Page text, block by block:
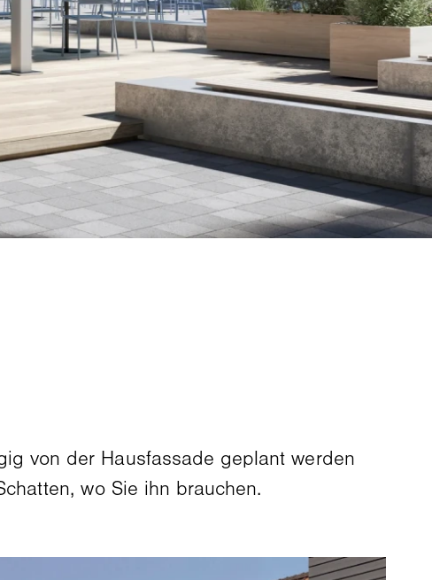
von der Hausfassade geplant werden
wo Sie ihn brauchen.